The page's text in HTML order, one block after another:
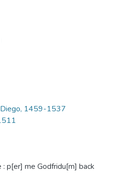
Diego, 1459-1537
: p[er] me Godfridu[m] back